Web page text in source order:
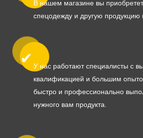
В нашем магазине вы
спецодежду и другую
У нас работают специалисты с
квалификацией и большим
быстро и профессионально
нужного вам продукта.